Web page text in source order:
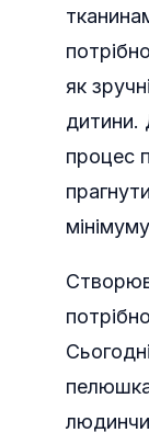
як
дитини.
процес